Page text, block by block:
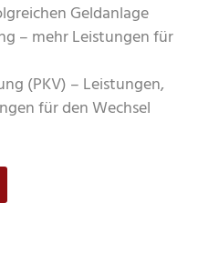
Geldanlage
– mehr Leistungen für
(PKV) – Leistungen,
für den Wechsel